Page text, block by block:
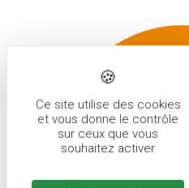
Ce site utilise des cookies
et vous donne le contrôle
sur ceux que vous
souhaitez activer